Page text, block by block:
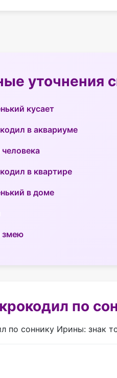
уточнения
кусает
в аквариуме
в квартире
в доме
змею
по
по соннику Ирины: знак